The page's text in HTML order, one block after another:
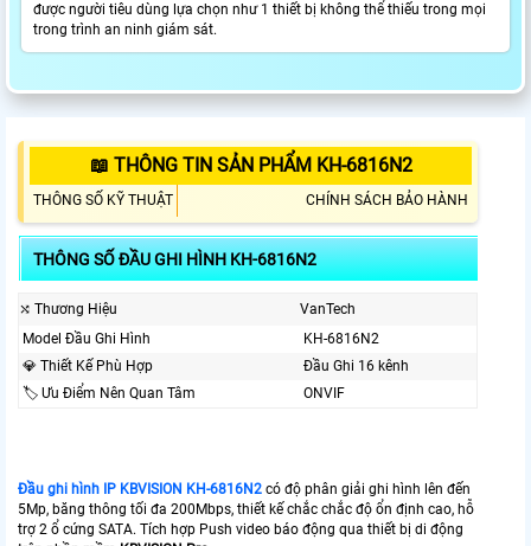
được người tiêu dùng lựa chọn như 1 thiết bị không thể thiếu trong mọi
trong trình an ninh giám sát.
📖 THÔNG TIN SẢN PHẨM KH-6816N2
THÔNG SỐ KỸ THUẬT CHÍNH SÁCH BẢO HÀNH
THÔNG SỐ ĐẦU GHI HÌNH KH-6816N2
⤭ Thương Hiệu
VanTech
Model Đầu Ghi Hình
KH-6816N2
💎 Thiết Kế Phù Hợp
Đầu Ghi 16 kênh
🏷 Ưu Điểm Nên Quan Tâm
ONVIF
Đầu ghi hình IP KBVISION KH-6816N2 có độ phân giải ghi hình lên đến
5Mp, băng thông tối đa 200Mbps, thiết kế chắc chắc độ ổn định cao, hỗ
trợ 2 ổ cứng SATA. Tích hợp Push video báo động qua thiết bị di động